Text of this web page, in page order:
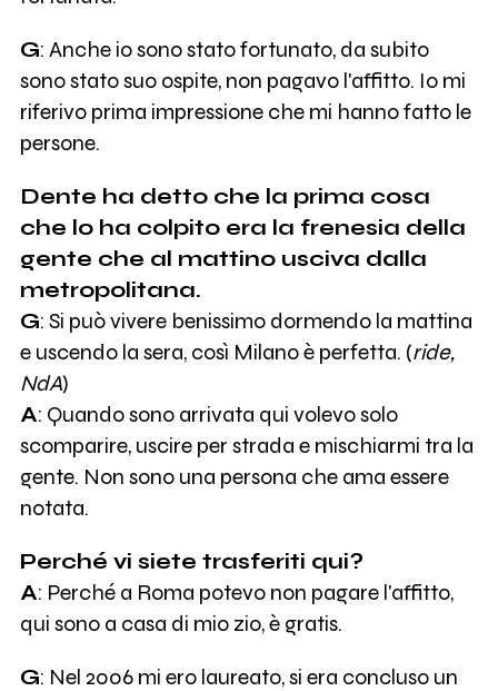
G: Anche io sono stato fortunato, da subito
sono stato suo ospite, non pagavo l'affitto. Io mi
riferivo prima impressione che mi hanno fatto le
persone.
Dente ha detto che la prima cosa
che lo ha colpito era la frenesia della
gente che al mattino usciva dalla
metropolitana.
G: Si può vivere benissimo dormendo la mattina
e uscendo la sera, così Milano è perfetta. (ride,
NdA)
A: Quando sono arrivata qui volevo solo
scomparire, uscire per strada e mischiarmi tra la
gente. Non sono una persona che ama essere
notata.
Perché vi siete trasferiti qui?
A: Perché a Roma potevo non pagare l'affitto,
qui sono a casa di mio zio, è gratis.
G: Nel 2006 mi ero laureato, si era concluso un